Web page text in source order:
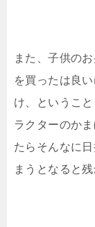
また、子供の
を買ったは良
け、というこ
ラクターのか
たらそんなに
まうとなると残